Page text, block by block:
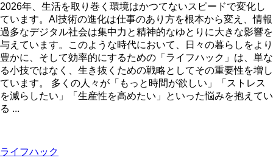
2026年、生活を取り巻く環境はかつてないスピードで変化し
ています。AI技術の進化は仕事のあり方を根本から変え、情報
過多なデジタル社会は集中力と精神的なゆとりに大きな影響を
与えています。このような時代において、日々の暮らしをより
豊かに、そして効率的にするための「ライフハック」は、単な
る小技ではなく、生き抜くための戦略としてその重要性を増し
ています。 多くの人々が「もっと時間が欲しい」「ストレス
を減らしたい」「生産性を高めたい」といった悩みを抱えてい
る ...
ライフハック